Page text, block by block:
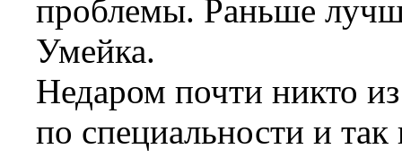
проблемы. Раньше
Умейка.
Недаром почти никто
по специальности и